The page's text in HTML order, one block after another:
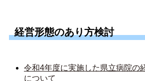
経営形態のあり方検討
令和4年度に実施した県立病院の
について